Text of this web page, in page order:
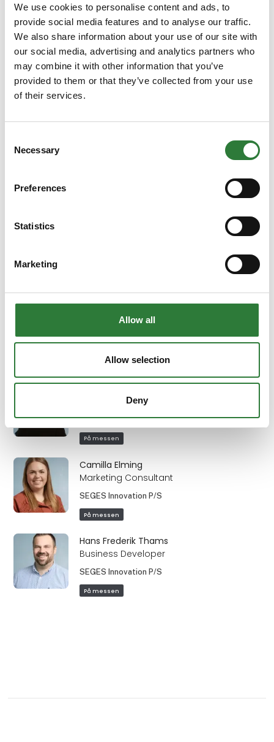
We use cookies to personalise content and ads, to
provide social media features and to analyse our traffic.
We also share information about your use of our site with
our social media, advertising and analytics partners who
may combine it with other information that you’ve
provided to them or that they’ve collected from your use
of their services.
Selection
Necessary
Preferences
Statistics
Marketing
Allow all
Allow selection
Deny
bioøkonomi/bioenergi, cirkularitet, biodiversitet, økonomi og
af
Mød os på Agromek 2026
Jens Bligaard
Marketing Team Lead
SEGES Innovation P/S
På messen
Camilla Elming
Marketing Consultant
SEGES Innovation P/S
På messen
Hans Frederik Thams
Business Developer
SEGES Innovation P/S
På messen